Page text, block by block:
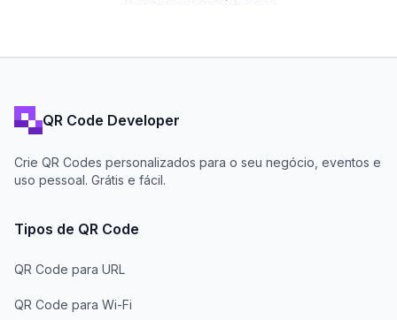
QR Code Developer
Crie QR Codes personalizados para o seu negócio, eventos e
uso pessoal. Grátis e fácil.
Tipos de QR Code
QR Code para URL
QR Code para Wi-Fi